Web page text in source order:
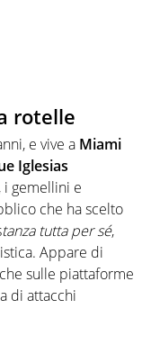
rotelle
e vive a Miami
Iglesias
i gemellini e
che ha scelto
tanza tutta per sé,
Appare di
sulle piattaforme
di attacchi